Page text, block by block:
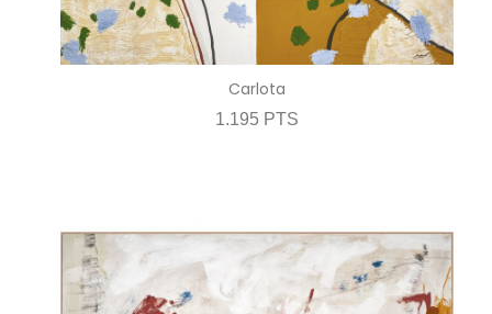
Carlota
1.195 PTS